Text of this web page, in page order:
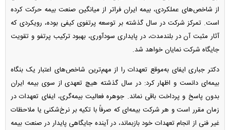
از شاخص‌های عملکردی، بیمه ایران فراتر از میانگین صنعت بیمه حرکت کرده
است. تمرکز شرکت در سال گذشته بر توسعه پرتفوی کیفی بوده، رویکردی که
آثار مثبت آن در بلندمدت، در پایداری سودآوری، بهبود ترکیب پرتفو و تقویت
جایگاه شرکت نمایان خواهد شد.
دکتر جباری ایفای به‌موقع تعهدات را از مهم‌ترین شاخص‌های اعتبار یک بنگاه
بیمه‌ای دانست و اظهار کرد: در سال گذشته هیچ تعهدی از سوی بیمه ایران
بدون پاسخ و پرداخت باقی نماند. جوهره فعالیت بیمه‌گری، ایفای تعهدات در
زمان مقرر است و هر شرکت بیمه‌ای که صرفاً با تکیه بر نرخ‌شکنی یا ملاحظات
غیر فنی از انجام تعهدات خود بازبماند، در آینده جایگاهی پایدار در صنعت بیمه